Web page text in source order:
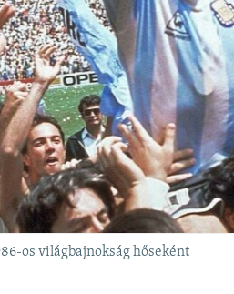
os világbajnokság hőseként